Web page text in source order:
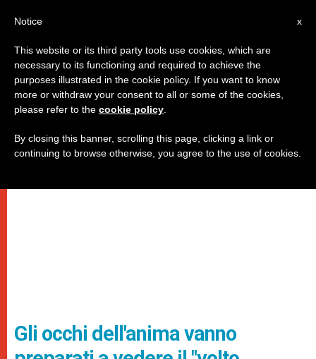
Gli occhi dell'anima vanno
x
Notice
This website or its third party tools use cookies, which are
necessary to its functioning and required to achieve the
purposes illustrated in the cookie policy. If you want to know
more or withdraw your consent to all or some of the cookies,
please refer to the cookie policy
By closing this banner, scrolling this page, clicking a link or
continuing to browse otherwise, you agree to the use of cookies.